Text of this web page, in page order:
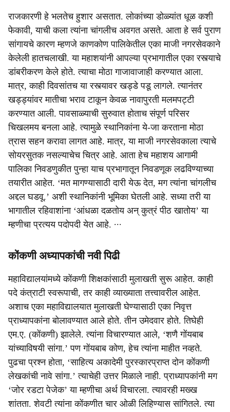
राजकारणी हे भलतेच हुशार असतात. लोकांच्या डोळ्यांत धूळ कशी
फेकावी, याची कला त्यांना चांगलीच अवगत असते. आता हे सर्व पुराण
सांगायचे कारण म्हणजे काणकोण पालिकेतील एका माजी नगरसेवकाने
केलेली हातचलाखी. या महाशयांनी आपल्या प्रभागातील एका रस्त्याचे
डांबरीकरण केले होते. त्याचा मोठा गाजावाजाही करण्यात आला.
मात्र, काही दिवसांतच या रस्त्यावर खड्डे पडू लागले. त्यानंतर
खड्ड्यांवर मातीचा भराव टाकून केवळ नावापुरती मलमपट्टी
करण्यात आली. पावसाळ्याची सुरुवात होताच संपूर्ण परिसर
चिखलमय बनला आहे. त्यामुळे स्थानिकांना ये-जा करताना मोठा
त्रास सहन करावा लागत आहे. मात्र, या माजी नगरसेवकाला त्याचे
सोयरसुतक नसल्याचेच चित्र आहे. आता हेच महाशय आगामी
पालिका निवडणुकीत पुन्हा याच प्रभागातून निवडणूक लढविण्याच्या
तयारीत आहेत. ‘मत मागण्यासाठी दारी येऊ देत, मग त्यांना चांगलीच
अद्दल घडवू.’ अशी स्थानिकांनी भूमिका घेतली आहे. सध्या तरी या
भागातील रहिवाशांना ‘आंधळा दळतोय अन् कुत्रं पीठ खातोय’ या
म्हणीचा प्रत्यय पदोपदी येत आहे. ∙∙∙
कोंकणी अध्यापकांची नवी पिढी
महाविद्यालयांमध्ये कोंकणी शिक्षकांसाठी मुलाखती सुरू आहेत. काही
पदे कंत्राटी स्वरूपाची, तर काही व्याख्याता तत्त्वावरील आहेत.
अशाच एका महाविद्यालयात मुलाखती घेण्यासाठी एका निवृत्त
प्राध्यापकांना बोलावण्यात आले होते. तीन उमेदवार होते. तिघेही
एम.ए. (कोंकणी) झालेले. त्यांना विचारण्यात आले, ‘शणै गोंयबाब
यांच्याविषयी सांगा.’ पण गोंयबाब कोण, हेच त्यांना माहीत नव्हते.
पुढचा प्रश्न होता, ‘साहित्य अकादेमी पुरस्कारप्राप्त दोन कोंकणी
लेखकांची नावे सांगा.’ त्याचेही उत्तर मिळाले नाही. प्राध्यापकांनी मग
‘जोर रडटा पेजेक’ या म्हणीचा अर्थ विचारला. त्यावरही मख्ख
शांतता. शेवटी त्यांना कोंकणीत चार ओळी लिहिण्यास सांगितले. त्या